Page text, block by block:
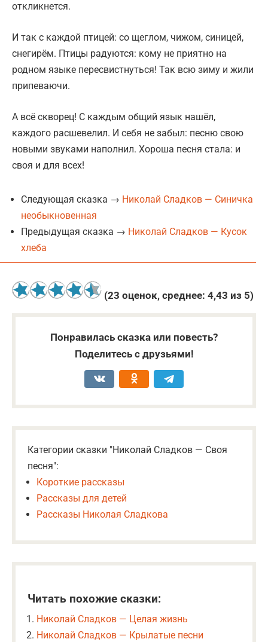
откликнется.
И так с каждой птицей: со щеглом, чижом, синицей,
снегирём. Птицы радуются: кому не приятно на
родном языке пересвистнуться! Так всю зиму и жили
припеваючи.
А всё скворец! С каждым общий язык нашёл,
каждого расшевелил. И себя не забыл: песню свою
новыми звуками наполнил. Хороша песня стала: и
своя и для всех!
Следующая сказка → Николай Сладков — Синичка
необыкновенная
Предыдущая сказка → Николай Сладков — Кусок
хлеба
(23 оценок, среднее: 4,43 из 5)
Понравилась сказка или повесть?
Поделитесь с друзьями!
Категории сказки "Николай Сладков — Своя
песня":
Короткие рассказы
Рассказы для детей
Рассказы Николая Сладкова
Читать похожие сказки:
Николай Сладков — Целая жизнь
Николай Сладков — Крылатые песни